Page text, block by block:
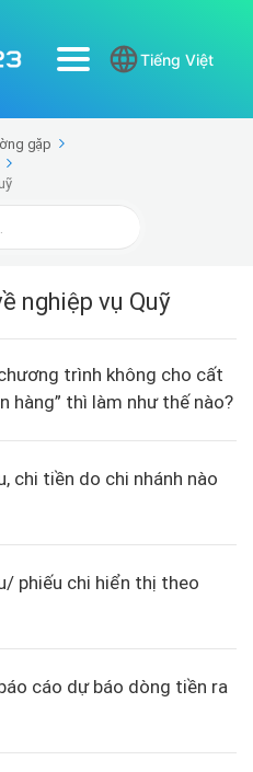
Tiếng Việt
gặp
nghiệp vụ Quỹ
trình không cho cất
hàng” thì làm như thế nào?
chi tiền do chi nhánh nào
phiếu chi hiển thị theo
cáo dự báo dòng tiền ra